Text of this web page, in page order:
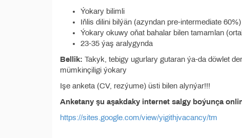
Ýokary bilimli
Iňlis dilini bilýän (azyndan pre-intermediate 60%)
Ýokary okuwy oňat bahalar bilen tamamlan
23-35 ýaş aralygynda
Bellik: Takyk, tebigy ugurlary gutaran ýa-da döwlet
mümkinçiligi ýokary
Işe anketa (CV, rezýume) üsti bilen alynýar!!!
Anketany şu aşakdaky internet salgy boýunça
https://sites.google.com/view/yigithjvacancy/tm